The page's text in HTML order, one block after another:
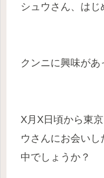
シュウさん、はじ
クンニに興味があ
X月X日頃から東
ウさんにお会い
中でしょうか？